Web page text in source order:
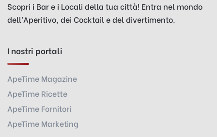
Scopri i Bar e i Locali della tua città! Entra nel mondo
dell’Aperitivo, dei Cocktail e del divertimento.
I nostri portali
ApeTime Magazine
ApeTime Ricette
ApeTime Fornitori
ApeTime Marketing